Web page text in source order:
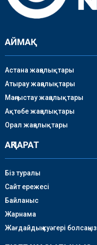
АЙМАҚ
Астана жаңалықтары
Атырау жаңалықтары
Маңғыстау жаңалықтары
Ақтөбе жаңалықтары
Орал жаңалықтары
АҚПАРАТ
Біз туралы
Сайт ережесі
Байланыс
Жарнама
Жағдайдың куәгері болсаңыз